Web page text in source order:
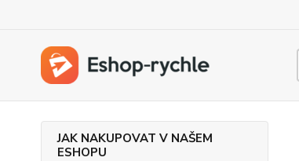
JAK NAKUPOVAT V NAŠEM
ESHOPU